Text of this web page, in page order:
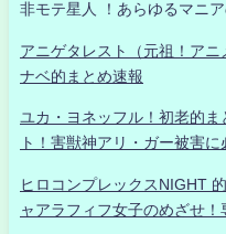
非モテ星人 ！あらゆるマニ
アニゲタレスト（元祖！ア
ナベ的まとめ速報
ユカ・ヨネッフル！初老的
ト！害獣神アリ・ガー被害
ヒロコンプレックスNIGHT
ャアラフィフ女子のめざせ